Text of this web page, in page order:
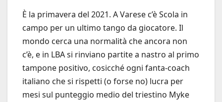
È la primavera del 2021. A Varese c’è Scola in
campo per un ultimo tango da giocatore. Il
mondo cerca una normalità che ancora non
c’è, e in LBA si rinviano partite a nastro al primo
tampone positivo, cosicché ogni fanta-coach
italiano che si rispetti (o forse no) lucra per
mesi sul punteggio medio del triestino Myke